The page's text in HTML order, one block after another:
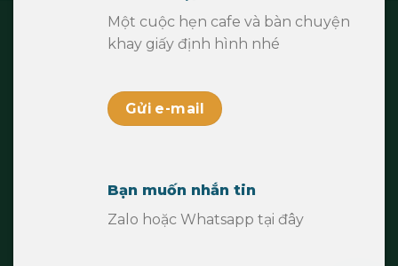
Một cuộc hẹn cafe và bàn chuyện
khay giấy định hình nhé
Gửi e-mail
Bạn muốn nhắn tin
Zalo hoặc Whatsapp tại đây